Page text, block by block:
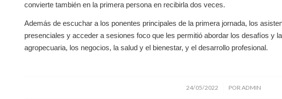
convierte también en la primera persona en recibirla dos veces.
Además de escuchar a los ponentes principales de la primera jornada, los
presenciales y acceder a sesiones foco que les permitió abordar los desafíos y
agropecuaria, los negocios, la salud y el bienestar, y el desarrollo profesional.
24/05/2022
/ PORADMIN